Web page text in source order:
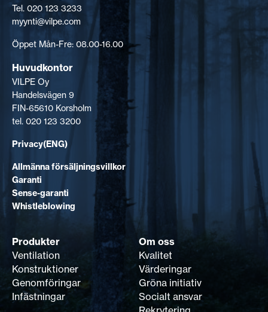
Tel. 020 123 3233
myynti@vilpe.com
Öppet Mån-Fre: 08.00-16.00
Huvudkontor
VILPE Oy
Handelsvägen 9
FIN-65610 Korsholm
tel. 020 123 3200
Privacy(ENG)
Allmänna försäljningsvillkor
Garanti
Sense-garanti
Whistleblowing
Produkter
Ventilation
Konstruktioner
Genomföringar
Infästningar
Om oss
Kvalitet
Värderingar
Gröna initiativ
Socialt ansvar